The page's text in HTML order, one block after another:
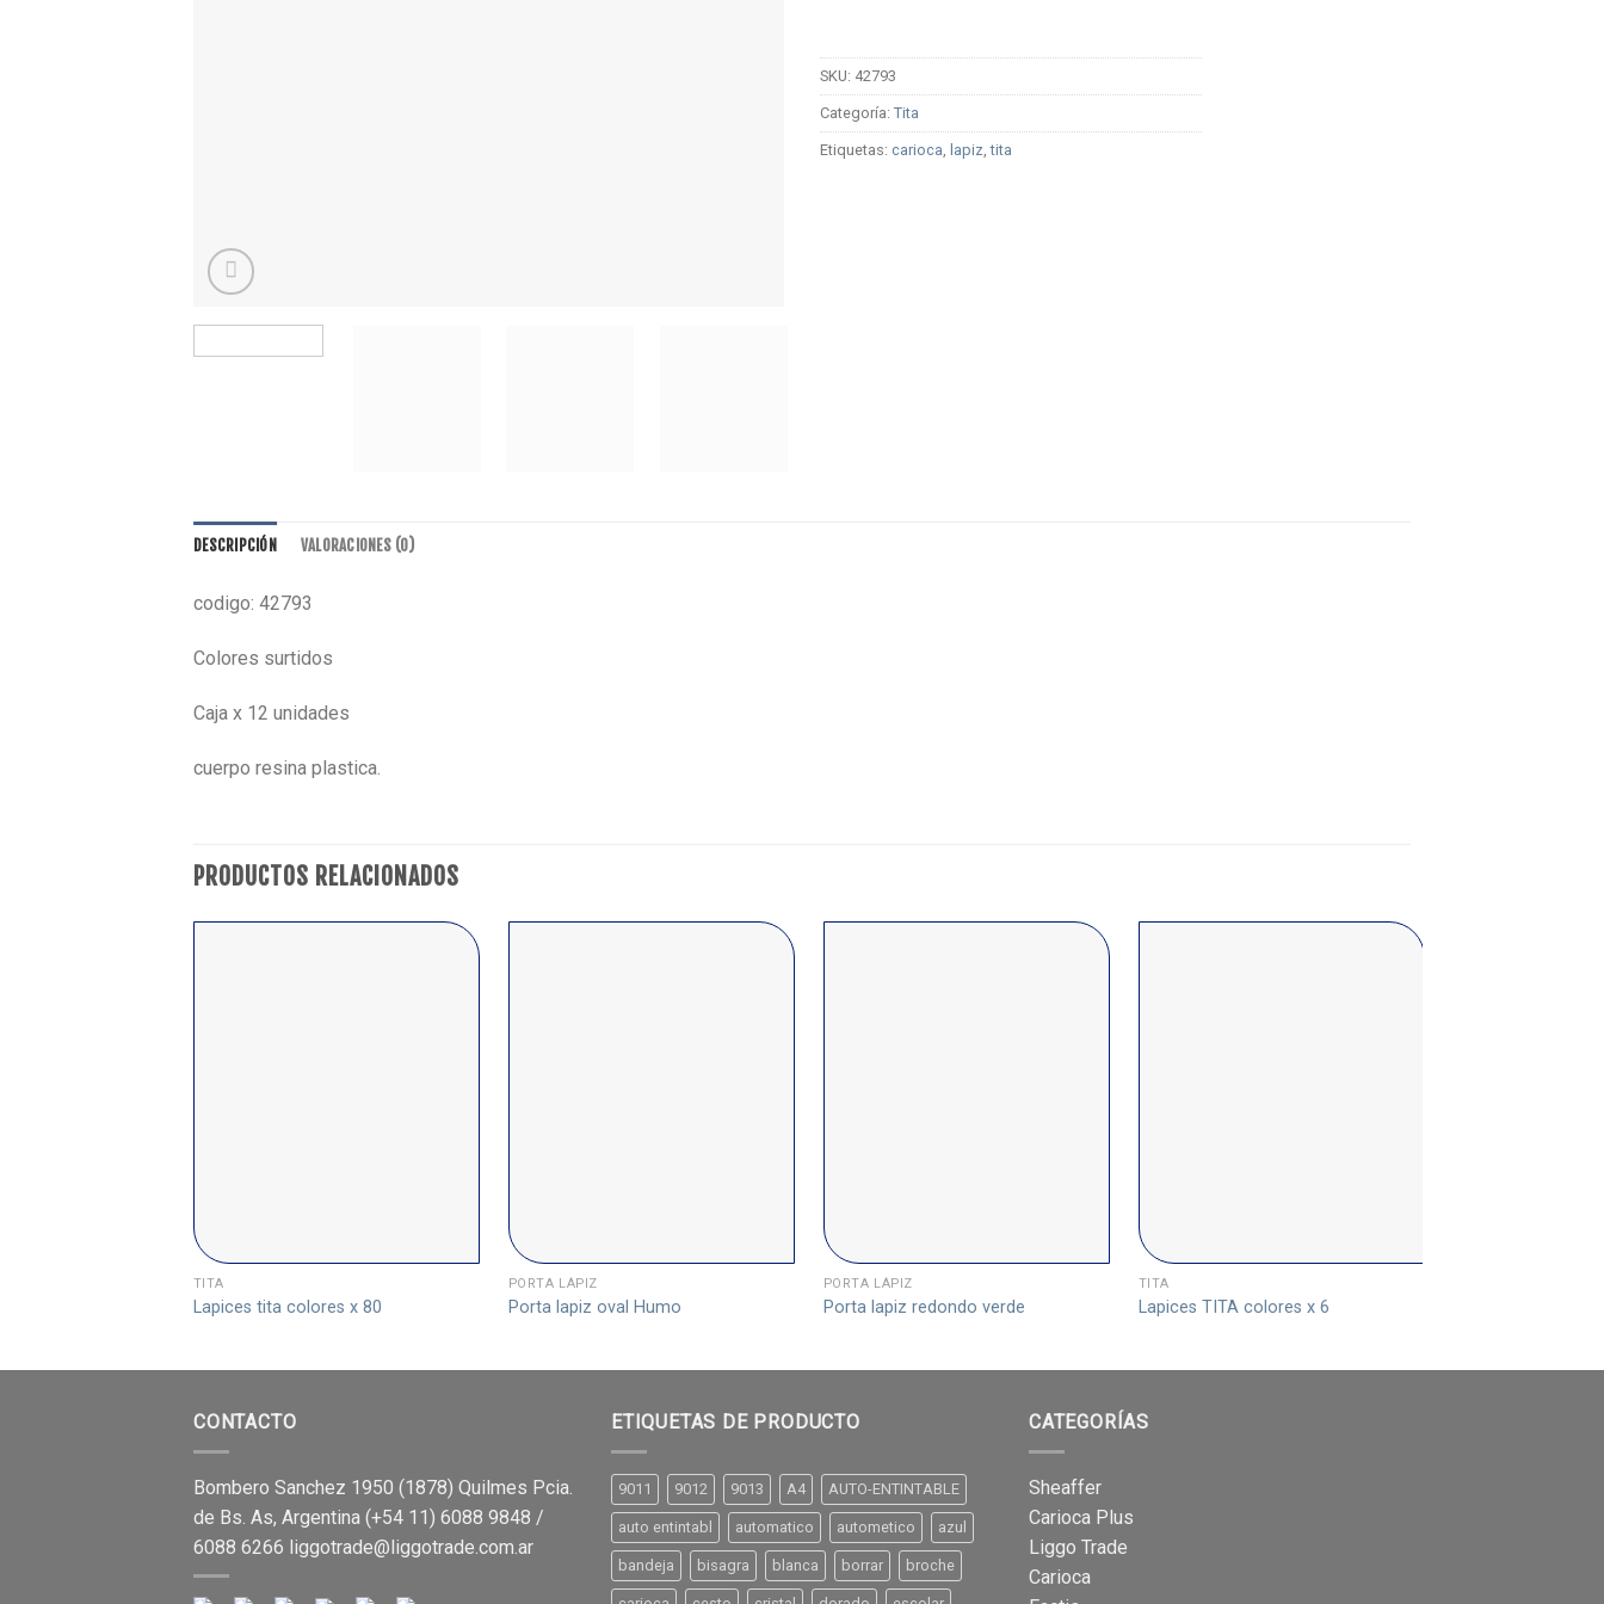
SKU: 42793
Categoría: Tita
Etiquetas: carioca lapiz ,tita
DESCRIPCIÓN VALORACIONES (0)
codigo: 42793
Colores surtidos
Caja x 12 unidades
cuerpo resina plastica.
PRODUCTOS RELACIONADOS
TITA
Lapices tita colores x 80
PORTA LÁPIZ
Porta lapiz oval Humo
PORTA LÁPIZ
Porta lapiz redondo verde
TITA
Lapices TITA colores x 6
CONTACTO
Bombero Sanchez 1950 (1878) Quilmes Pcia.
de Bs. As, Argentina (+54 11) 6088 9848 /
6088 6266 liggotrade@liggotrade.com.ar
ETIQUETAS DE PRODUCTO
9011 9012 9013 A4 AUTO-ENTINTABLE
auto entintabl automatico autometico azul
bandeja bisagra blanca borrar broche
CATEGORÍAS
Sheaffer
Carioca Plus
Liggo Trade
Carioca